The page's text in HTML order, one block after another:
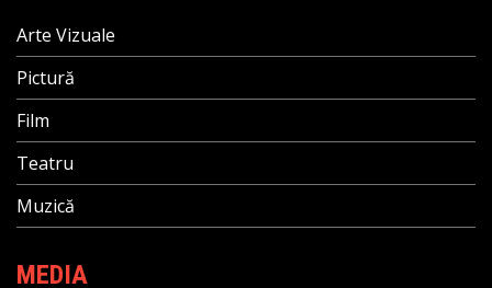
Arte Vizuale
Pictură
Film
Teatru
Muzică
MEDIA